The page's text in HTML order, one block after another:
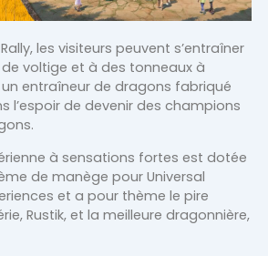
les visiteurs peuvent s’entraîner
voltige et à des tonneaux à
entraîneur de dragons fabriqué
l’espoir de devenir des champions
à sensations fortes est dotée
de manège pour Universal
et a pour thème le pire
Rustik, et la meilleure dragonnière,